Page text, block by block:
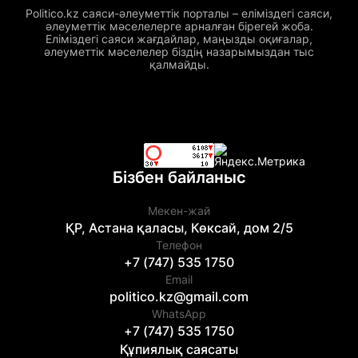
Politico.kz саяси-әлеуметтік порталы – еліміздегі саяси,
әлеуметтік мәселелерге арналған бірегей жоба.
Еліміздегі саяси жағдайлар, маңызды оқиғалар,
әлеуметтік мәселелер біздің назарымыздан тыс
қалмайды.
Бізбен байланыс
Мекен-жай
ҚР, Астана қаласы, Көксай, дом 2/5
Телефон
+7 (747) 535 1750
Email
politico.kz@gmail.com
WhatsApp
+7 (747) 535 1750
Құпиялық саясаты